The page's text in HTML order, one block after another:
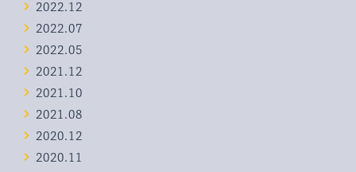
2022.12
2022.07
2022.05
2021.12
2021.10
2021.08
2020.12
2020.11